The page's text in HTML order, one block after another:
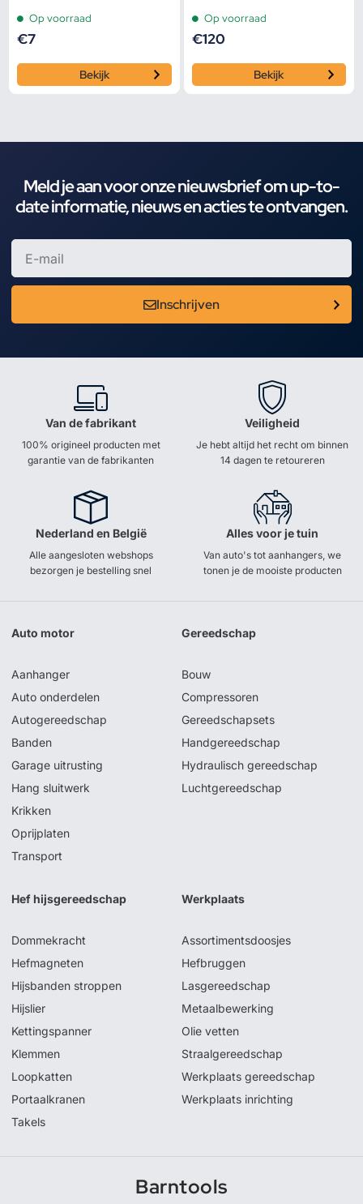
Op voorraad
€7
Bekijk
Op voorraad
€120
Bekijk
Meld je aan voor onze nieuwsbrief om up-to-
date informatie, nieuws en acties te ontvangen.
Inschrijven
Van de fabrikant
100% origineel producten met
garantie van de fabrikanten
Veiligheid
Je hebt altijd het recht om binnen
14 dagen te retoureren
Nederland en België
Alle aangesloten webshops
bezorgen je bestelling snel
Alles voor je tuin
Van auto's tot aanhangers, we
tonen je de mooiste producten
Auto motor
Aanhanger
Auto onderdelen
Autogereedschap
Banden
Garage uitrusting
Hang sluitwerk
Krikken
Oprijplaten
Transport
Gereedschap
Bouw
Compressoren
Gereedschapsets
Handgereedschap
Hydraulisch gereedschap
Luchtgereedschap
Hef hijsgereedschap
Dommekracht
Hefmagneten
Hijsbanden stroppen
Hijslier
Kettingspanner
Klemmen
Loopkatten
Portaalkranen
Takels
Werkplaats
Assortimentsdoosjes
Hefbruggen
Lasgereedschap
Metaalbewerking
Olie vetten
Straalgereedschap
Werkplaats gereedschap
Werkplaats inrichting
Barntools